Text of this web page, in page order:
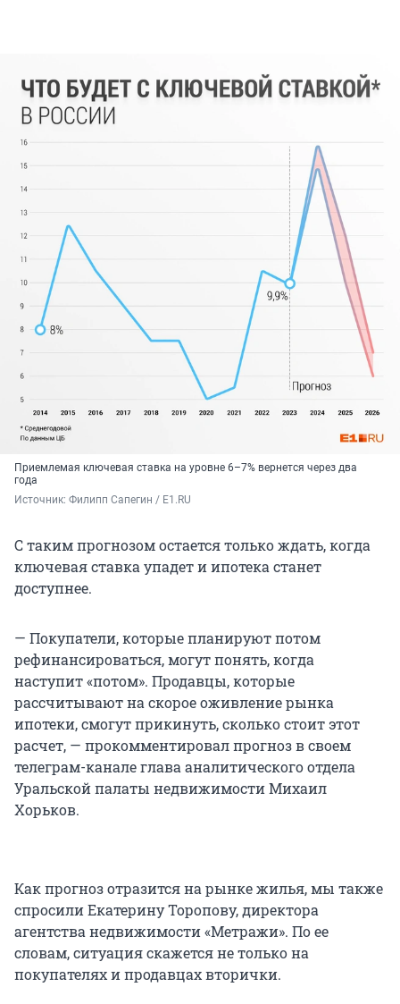
Приемлемая ключевая ставка на уровне 6–7% вернется через два
года
Источник: Филипп Сапегин / E1.RU
С таким прогнозом остается только ждать, когда
ключевая ставка упадет и ипотека станет
доступнее.
— Покупатели, которые планируют потом
рефинансироваться, могут понять, когда
наступит «потом». Продавцы, которые
рассчитывают на скорое оживление рынка
ипотеки, смогут прикинуть, сколько стоит этот
расчет, — прокомментировал прогноз в своем
телеграм-канале глава аналитического отдела
Уральской палаты недвижимости Михаил
Хорьков.
Как прогноз отразится на рынке жилья, мы также
спросили Екатерину Торопову, директора
агентства недвижимости «Метражи». По ее
словам, ситуация скажется не только на
покупателях и продавцах вторички.